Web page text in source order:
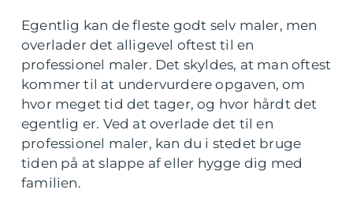
Egentlig kan de fleste godt selv maler, men
overlader det alligevel oftest til en
professionel maler. Det skyldes, at man oftest
kommer til at undervurdere opgaven, om
hvor meget tid det tager, og hvor hårdt det
egentlig er. Ved at overlade det til en
professionel maler, kan du i stedet bruge
tiden på at slappe af eller hygge dig med
familien.